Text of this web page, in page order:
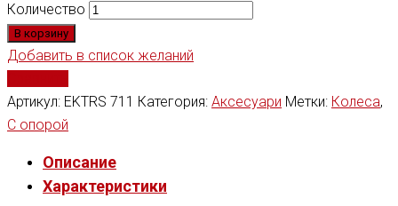
Количество
В корзину
Добавить в список желаний
Артикул: EKTRS 711 Категория: Аксесуари Метки: Колеса,
С опорой
Описание
Характеристики